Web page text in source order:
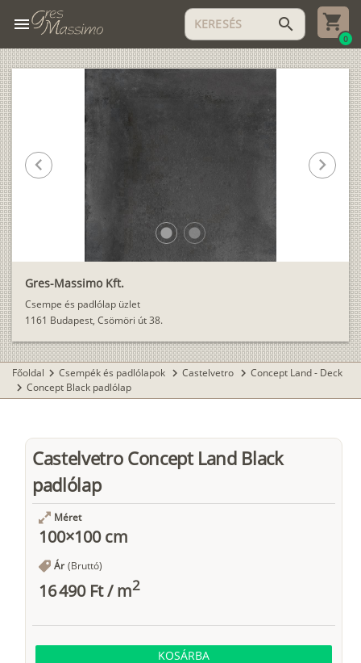
menu search
0
Gres-Massimo Kft.
Csempe és padlólap üzlet
1161 Budapest, Csömöri út 38.
lens lens
chevron_left chevron_right
Főoldal chevron_right Csempék és padlólapok chevron_right Castelvetro chevron_right Concept Land - Deck
chevron_right Concept Black padlólap
Castelvetro Concept Land Black
padlólap
Méret
100×100 cm
Ár (Bruttó)
16 490 Ft/m2
KOSÁRBA